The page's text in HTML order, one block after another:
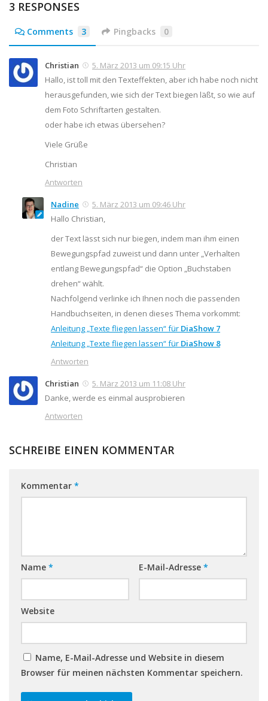
3 RESPONSES
Comments 3 Pingbacks 0
Christian
5. März 2013 um 09:15 Uhr
Hallo, ist toll mit den Texteffekten, aber ich habe noch nicht
herausgefunden, wie sich der Text biegen läßt, so wie auf
dem Foto Schriftarten gestalten.
oder habe ich etwas übersehen?
Viele Grüße
Christian
Antworten
Nadine
5. März 2013 um 09:46 Uhr
Hallo Christian,
der Text lässt sich nur biegen, indem man ihm einen
Bewegungspfad zuweist und dann unter „Verhalten
entlang Bewegungspfad“ die Option „Buchstaben
drehen“ wählt.
Nachfolgend verlinke ich Ihnen noch die passenden
Handbuchseiten, in denen dieses Thema vorkommt:
Anleitung „Texte fliegen lassen“ für DiaShow 7
Anleitung „Texte fliegen lassen“ für DiaShow 8
Antworten
Christian
5. März 2013 um 11:08 Uhr
Danke, werde es einmal ausprobieren
Antworten
SCHREIBE EINEN KOMMENTAR
Kommentar *
Name * E-Mail-Adresse *
Website
Name, E-Mail-Adresse und Website in diesem
Browser für meinen nächsten Kommentar speichern.